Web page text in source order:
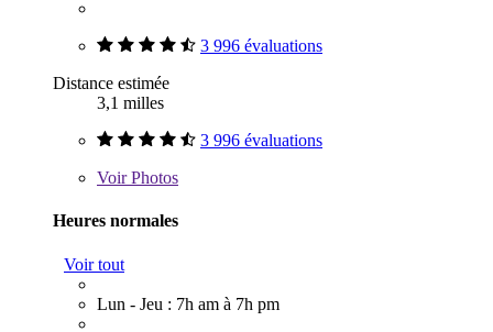
3 996 évaluations
Distance estimée
3,1 milles
3 996 évaluations
VoirPhotos
Heures normales
Voir tout
Lun - Jeu : 7h am à 7h pm